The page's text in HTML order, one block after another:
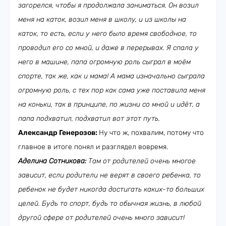
загорелся, чтобы я продолжала заниматься. Он возил
меня на каток, возил меня в школу, и из школы на
каток, то есть, если у него было время свободное, то
проводил его со мной, и даже в перерывах. Я спала у
него в машине, папа огромную роль сыграл в моём
спорте, так же, как и мама! А мама изначально сыграла
огромную роль, с тех пор как сама уже поставила меня
на коньки, так в принципе, по жизни со мной и идёт, а
папа подхватил, подхватил вот этот путь.
Александр Генерозов: Ну что ж, похвалим, потому что
главное в итоге понял и разглядел вовремя.
Аделина Сотникова: Там от родителей очень многое
зависит, если родители не верят в своего ребенка, то
ребенок не будет никогда достигать каких-то больших
целей. Будь то спорт, будь то обычная жизнь, в любой
другой сфере от родителей очень много зависит!